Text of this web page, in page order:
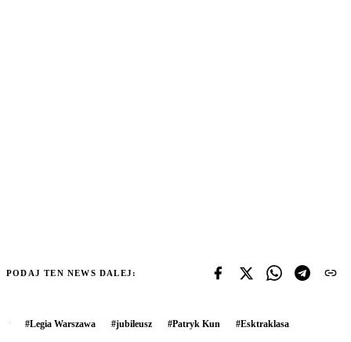
PODAJ TEN NEWS DALEJ:
#Legia Warszawa #jubileusz #Patryk Kun #Esktraklasa